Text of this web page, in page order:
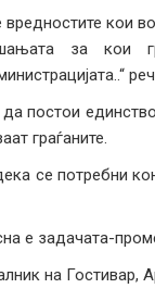
кои
за кои
единство
граѓаните.
се потребни
е задачата-
на Гостивар,